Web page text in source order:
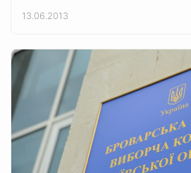
13.06.2013